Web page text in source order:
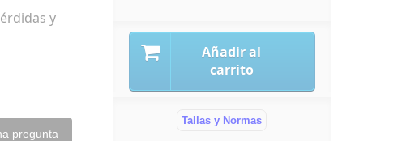
y
pregunta
Añadir al
carrito
Tallas y Normas